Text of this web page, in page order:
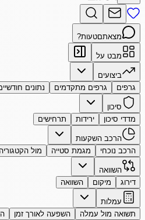
מצאתםטעות?
מבט על
ביצועים
גרפים
גרפים מתקדמים נתונים
סיכון
מדדי סיכון
ירידות תרחישים
הרכב השקעות
הרכב נוכחי
מגמת סטייה מול הקטגוריה
השוואה
דירוג
מיקום השוואה
עמלות
תשואה מול עמלה
השפעה לאורך זמן